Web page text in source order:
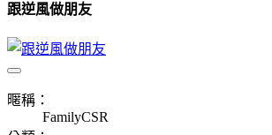
跟逆風做朋友
暱稱：
FamilyCSR